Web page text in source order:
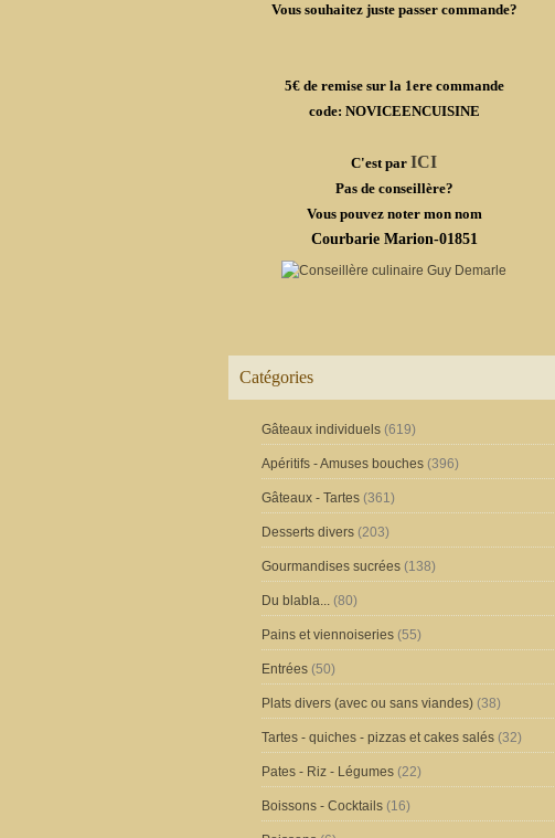
Vous souhaitez juste passer commande?
5€ de remise sur la 1ere commande
code: NOVICEENCUISINE
C'est par ICI
Pas de conseillère?
Vous pouvez noter mon nom
Courbarie Marion-01851
Catégories
Gâteaux individuels (619)
Apéritifs - Amuses bouches (396)
Gâteaux - Tartes (361)
Desserts divers (203)
Gourmandises sucrées (138)
Du blabla... (80)
Pains et viennoiseries (55)
Entrées (50)
Plats divers (avec ou sans viandes) (38)
Tartes - quiches - pizzas et cakes salés (32)
Pates - Riz - Légumes (22)
Boissons - Cocktails (16)